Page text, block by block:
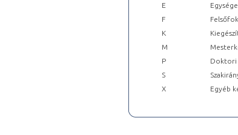
E
F
K
M
P
Doktori
S
X
Egyéb